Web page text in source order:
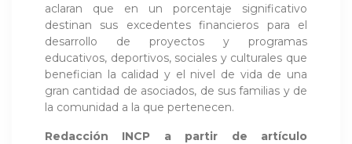
aclaran que en un porcentaje significativo
destinan sus excedentes financieros para el
desarrollo de proyectos y programas
educativos, deportivos, sociales y culturales que
benefician la calidad y el nivel de vida de una
gran cantidad de asociados, de sus familias y de
la comunidad a la que pertenecen.
Redacción INCP a partir de artículo